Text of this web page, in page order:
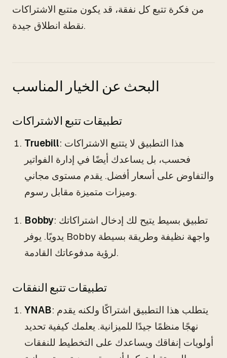
من فكرة تتبع كل نفقة، قد يكون متتبع الاشتراكات
نقطة انطلاق جيدة.
البحث عن الخيار المناسب
تطبيقات تتبع الاشتراكات
Truebill: هذا التطبيق لا يتتبع الاشتراكات
فحسب، بل يساعدك أيضًا في إدارة الفواتير
والتفاوض على أسعار أفضل. يقدم مستوى مجاني
وميزات متميزة مقابل رسوم.
Bobby: تطبيق بسيط يتيح لك إدخال اشتراكاتك
يدويًا. يوفر Bobby واجهة نظيفة وطريقة بسيطة
لرؤية مدفوعاتك القادمة.
تطبيقات تتبع النفقات
YNAB: يتطلب هذا التطبيق اشتراكًا ولكنه يقدم
نهجًا منظمًا جيدًا للميزانية. يعلمك كيفية تحديد
أولويات إنفاقك ويساعدك على التخطيط للنفقات